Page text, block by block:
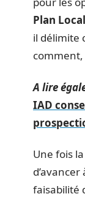
Plan
il délimite
A lire
IAD
Une fois
faisabilité